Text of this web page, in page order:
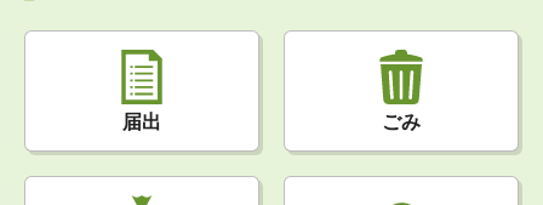
届出 ごみ